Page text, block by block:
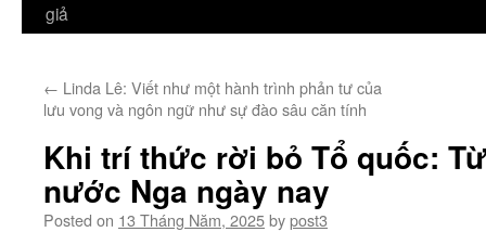
giả
← Linda Lê: Viết như một hành trình phản tư của
lưu vong và ngôn ngữ như sự đào sâu căn tính
Khi trí thức rời bỏ Tổ quốc:
nước Nga ngày nay
Posted on 13 Tháng Năm, 2025bypost3